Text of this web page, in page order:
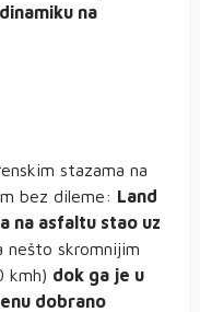
na
stazama na
bez dileme: Land
na asfaltu stao uz
nešto skromnijim
kmh) dok ga je u
dobrano